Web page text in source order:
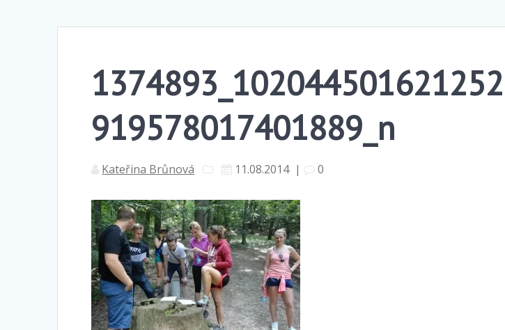
919578017401889_n
Kateřina Brůnová 11.08.2014| 0